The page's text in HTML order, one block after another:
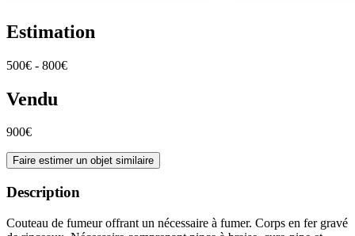
Estimation
500€ - 800€
Vendu
900€
Faire estimer un objet similaire
Description
Couteau de fumeur offrant un nécessaire à fumer. Corps en fer gravé